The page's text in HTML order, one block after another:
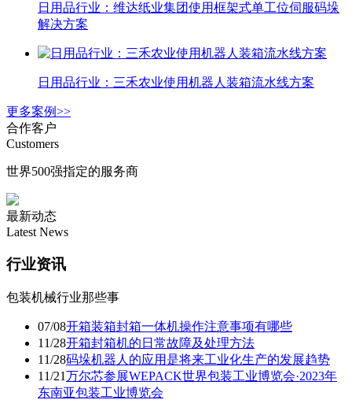
日用品行业：维达纸业集团使用框架式单工位伺服码垛
解决方案
日用品行业：三禾农业使用机器人装箱流水线方案
更多案例>>
合作客户
Customers
世界500强指定的服务商
最新动态
Latest News
行业资讯
包装机械行业那些事
07/08开箱装箱封箱一体机操作注意事项有哪些
11/28开箱封箱机的日常故障及处理方法
11/28码垛机器人的应用是将来工业化生产的发展趋势
11/21万尔芯参展WEPACK世界包装工业博览会·2023年
东南亚包装工业博览会